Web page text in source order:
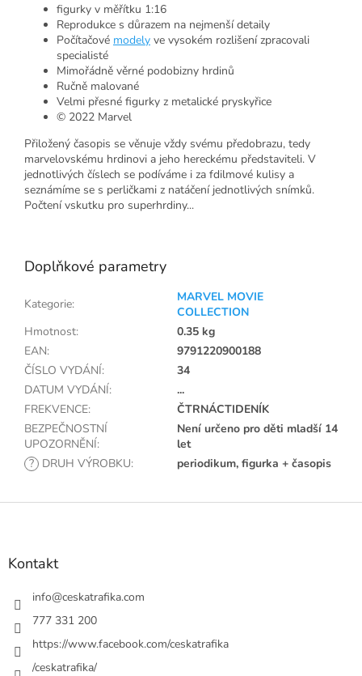
figurky v měřítku 1:16
Reprodukce s důrazem na nejmenší detaily
Počítačové modely ve vysokém rozlišení zpracovali
specialisté
Mimořádně věrné podobizny hrdinů
Ručně malované
Velmi přesné figurky z metalické pryskyřice
© 2022 Marvel
Přiložený časopis se věnuje vždy svému předobrazu, tedy
marvelovskému hrdinovi a jeho hereckému představiteli. V
jednotlivých číslech se podíváme i za fdilmové kulisy a
seznámíme se s perličkami z natáčení jednotlivých snímků.
Počtení vskutku pro superhrdiny...
Doplňkové parametry
Kategorie:
MARVEL MOVIE
COLLECTION
Hmotnost:
0.35 kg
EAN:
9791220900188
ČÍSLO VYDÁNÍ:
34
DATUM VYDÁNÍ:
...
FREKVENCE:
ČTRNÁCTIDENÍK
BEZPEČNOSTNÍ
UPOZORNĚNÍ:
Není určeno pro děti mladší 14
let
? DRUH VÝROBKU: periodikum, figurka + časopis
Z
Kontakt
info@ceskatrafika.com
777 331 200
https://www.facebook.com/ceskatrafika
/ceskatrafika/